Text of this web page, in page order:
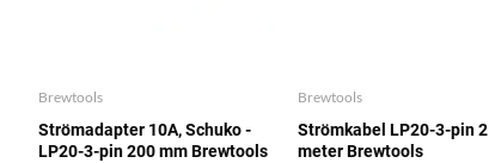
Brewtools
Strömadapter 10A, Schuko -
LP20-3-pin 200 mm Brewtools
Brewtools
Strömkabel LP20-3-pin 2
meter Brewtools